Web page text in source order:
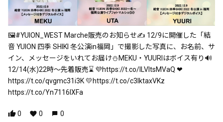
🖼️#YUION_WEST Marche販売のお知らせ✍ 12/9に開催した「結
音 YUION 四季 SHIKI 冬公演in福岡」で撮影した写真に、お名前、サ
イン、メッセージをいれてお届け⛄MEKU・YUURIはボイス有り🔊
12/14(水)22時～先着販売⌛ 💜https://t.co/ILVltsMVaQ ❤
https://t.co/qvgmc31i3K 💛https://t.co/c3lktaxVKz
https://t.co/Yn7116IXFa
0 0 0